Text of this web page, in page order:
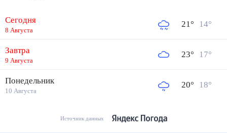
Сегодня
8 Августа
21° 14°
Завтра
9 Августа
23° 17°
Понедельник
10 Августа
20° 18°
Источник данных